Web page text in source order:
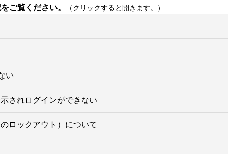
ご覧ください。 （クリックすると開きます。）
い
されログインができない
ロックアウト）について